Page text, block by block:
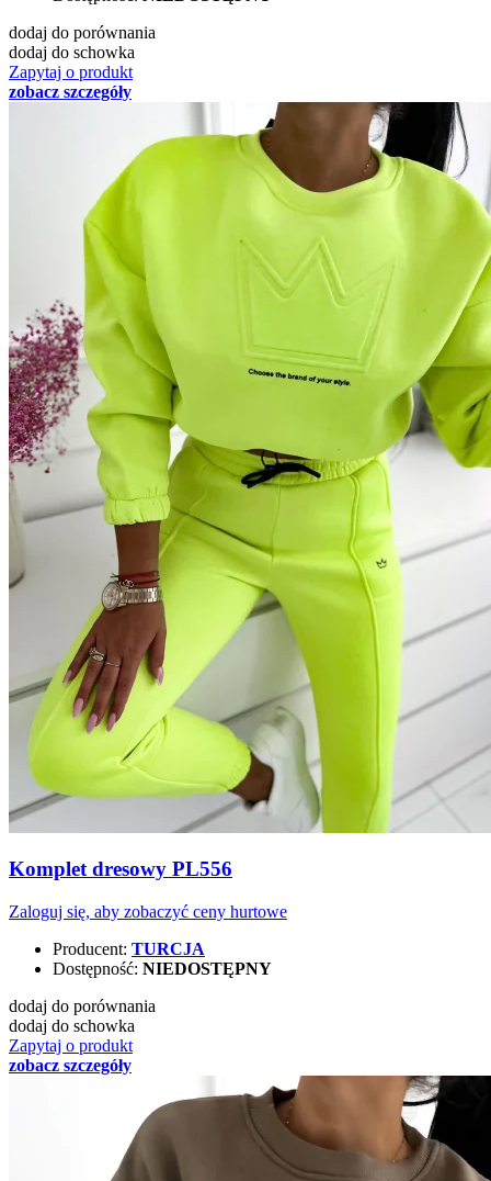
dodaj do porównania
dodaj do schowka
Zapytaj o produkt
zobacz szczegóły
Komplet dresowy PL556
Zaloguj się, aby zobaczyć ceny hurtowe
Producent: TURCJA
Dostępność: NIEDOSTĘPNY
dodaj do porównania
dodaj do schowka
Zapytaj o produkt
zobacz szczegóły